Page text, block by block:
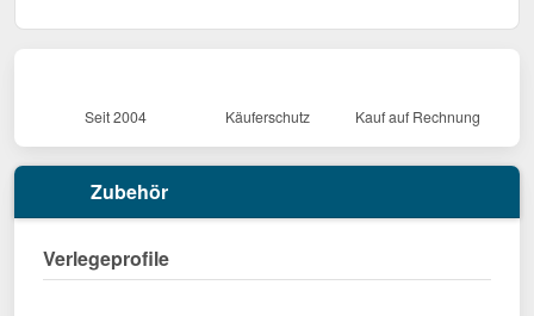
Seit 2004 Käuferschutz Kauf auf Rechnung
Zubehör
Verlegeprofile